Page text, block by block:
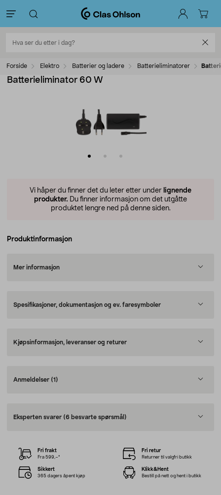
Forside Elektro Batterier og ladere Batterieliminatorer
Batterieliminator 60 W
Vi håper du finner det du leter etter under lignende
produkter. Du finner informasjon om det utgåtte
produktet lengre ned på denne siden.
Produktinformasjon
Mer informasjon
Spesifikasjoner, dokumentasjon og ev. faresymboler
Kjøpsinformasjon, leveranser og returer
Anmeldelser (1)
Eksperten svarer (6 besvarte spørsmål)
Fri frakt
Fra 599,–*
Fri retur
Returner til valgfri butikk
Sikkert
365 dagers åpent kjøp
Klikk&Hent
Bestill på nett og hent i butikk